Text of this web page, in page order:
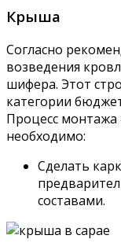
Крыша
Согласно
возведения
шифера. Этот
категории
Процесс
необходимо:
Сделать
составами.